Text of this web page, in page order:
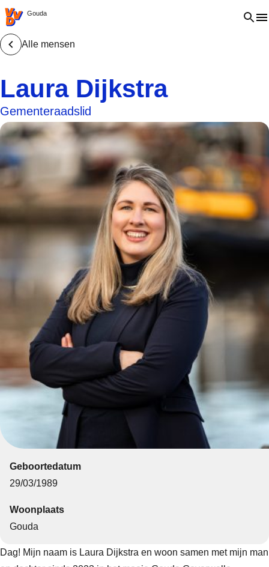
VVD.nl - Ga naar de homepage
Gouda Open
Alle mensen
Laura Dijkstra
Gementeraadslid
Geboortedatum
29/03/1989
Woonplaats
Gouda
Dag! Mijn naam is Laura Dijkstra en woon samen met mijn man